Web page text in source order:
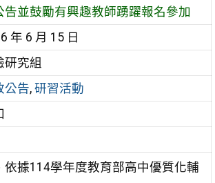
告並鼓勵有興趣教師踴躍報名參加
年 6 月 15 日
研究組
公告, 研習活動
依據114學年度教育部高中優質化輔